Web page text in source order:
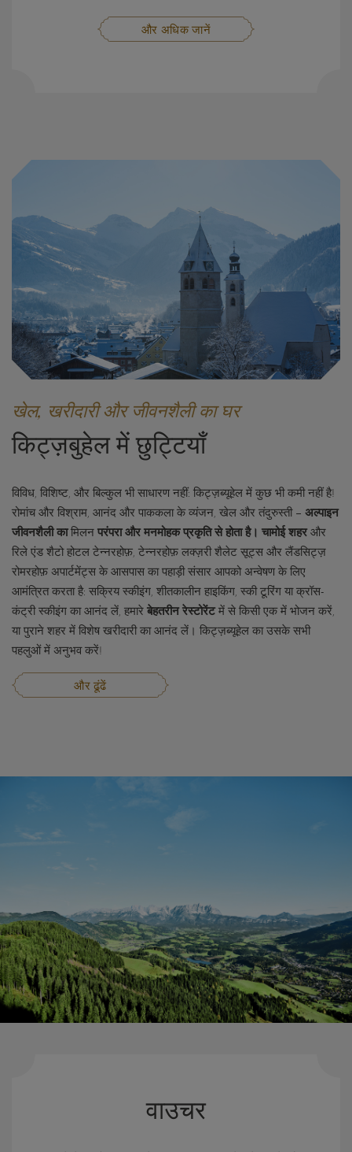
और अधिक जानें
खेल, खरीदारी और जीवनशैली का घर
किट्ज़बुहेल में छुट्टियाँ
विविध, विशिष्ट, और बिल्कुल भी साधारण नहीं: किट्ज़ब्यूहेल में कुछ भी कमी नहीं है!
रोमांच और विश्राम, आनंद और पाककला के व्यंजन, खेल और तंदुरुस्ती – अल्पाइन
जीवनशैली कामिलन परंपरा और मनमोहक प्रकृति से होता है। चामोई शहरऔर
रिले एंड शैटो होटल टेन्नरहोफ़, टेन्नरहोफ़ लक्ज़री शैलेट सूट्स और लैंडसिट्ज़
रोमरहोफ़ अपार्टमेंट्स के आसपास का पहाड़ी संसार आपको अन्वेषण के लिए
आमंत्रित करता है: सक्रिय स्कीइंग, शीतकालीन हाइकिंग, स्की टूरिंग या क्रॉस-
कंट्री स्कीइंग का आनंद लें, हमारे बेहतरीन रेस्टोरेंटमें से किसी एक में भोजन करें,
या पुराने शहर में विशेष खरीदारी का आनंद लें। किट्ज़ब्यूहेल का उसके सभी
पहलुओं में अनुभव करें!
और ढूंढें
वाउचर